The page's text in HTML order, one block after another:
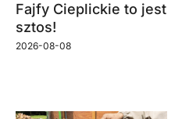
Fajfy Cieplickie to jest
sztos!
2026-08-08